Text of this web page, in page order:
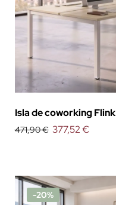
Isla de coworking Flink
471,90 € 377,52 €
-20%